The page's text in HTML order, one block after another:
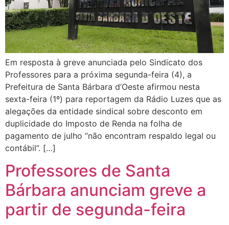
Em resposta à greve anunciada pelo Sindicato dos
Professores para a próxima segunda-feira (4), a
Prefeitura de Santa Bárbara d’Oeste afirmou nesta
sexta-feira (1º) para reportagem da Rádio Luzes que as
alegações da entidade sindical sobre desconto em
duplicidade do Imposto de Renda na folha de
pagamento de julho “não encontram respaldo legal ou
contábil”. […]
Professores de Santa
Bárbara anunciam greve a
partir de segunda-feira